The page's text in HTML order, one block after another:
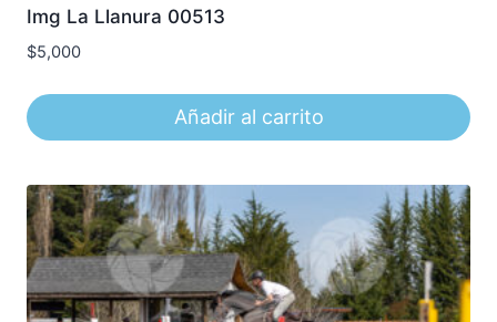
Img La Llanura 00513
$5,000
Añadir al carrito